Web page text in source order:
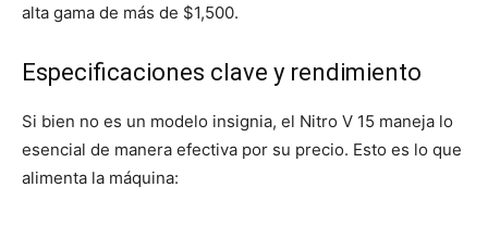
alta gama de más de $1,500.
Especificaciones clave y rendimiento
Si bien no es un modelo insignia, el Nitro V 15 maneja lo
esencial de manera efectiva por su precio. Esto es lo que
alimenta la máquina: